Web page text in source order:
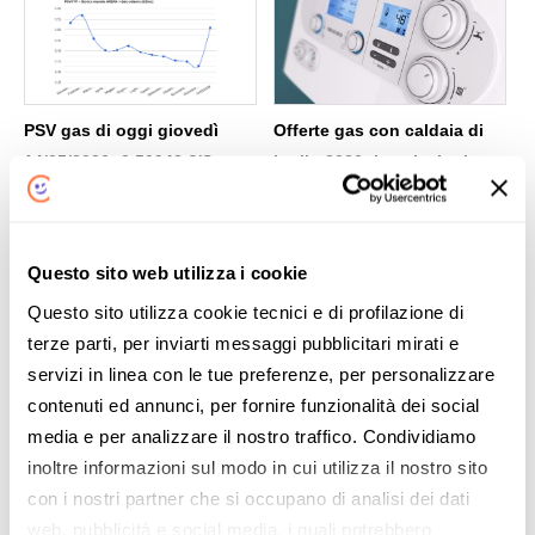
Questo sito web utilizza i cookie
Questo sito utilizza cookie tecnici e di profilazione di
terze parti, per inviarti messaggi pubblicitari mirati e
servizi in linea con le tue preferenze, per personalizzare
contenuti ed annunci, per fornire funzionalità dei social
media e per analizzare il nostro traffico. Condividiamo
inoltre informazioni sul modo in cui utilizza il nostro sito
con i nostri partner che si occupano di analisi dei dati
web, pubblicità e social media, i quali potrebbero
PSV gas di oggi giovedì
14/05/2026: 0,50943 €/Smc
(+1,6%)
Offerte gas con caldaia di
luglio 2026: le soluzioni per
risparmiare davvero
PUN – Aggiornamento del
11/02/2026